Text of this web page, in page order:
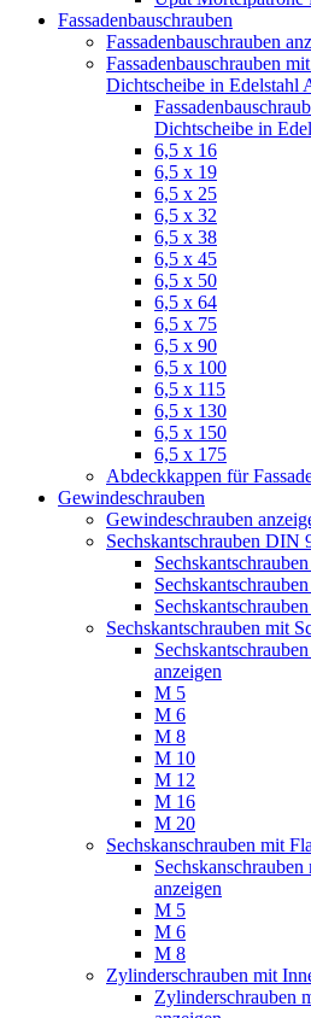
Fassadenbauschrauben
Fassadenbauschrauben
Fassadenbauschrauben
Dichtscheibe in Edelstahl
Dichtscheibe in
6,5 x 16
6,5 x 19
6,5 x 25
6,5 x 32
6,5 x 38
6,5 x 45
6,5 x 50
6,5 x 64
6,5 x 75
6,5 x 90
6,5 x 100
6,5 x 115
6,5 x 130
6,5 x 150
6,5 x 175
Abdeckkappen für
Gewindeschrauben
Gewindeschrauben
Sechskantschrauben DIN
Sechskantschrauben mit
anzeigen
M 5
M 6
M 8
M 10
M 12
M 16
M 20
Sechskanschrauben mit
anzeigen
M 5
M 6
M 8
Zylinderschrauben mit
Zylinderschrauben